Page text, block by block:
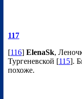
117
[116] ElenaSk,
Тургеневской [115].
похоже.